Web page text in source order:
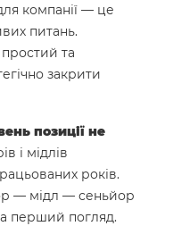
компанії — це
питань.
та
закрити
позиції не
і мідлів
років.
— мідл — сеньйор
перший погляд.